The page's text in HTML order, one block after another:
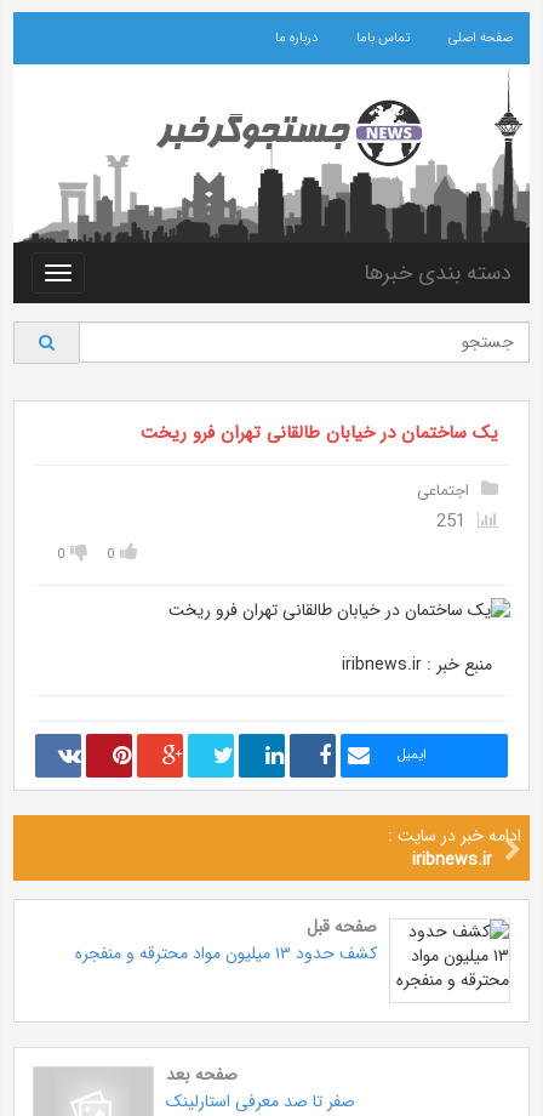
صفحه اصلی تماس باما درباره ما
Toggle
دسته بندی خبرها
یک ساختمان در خیابان طالقانی تهران فرو ریخت
اجتماعی
0
0
منبع خبر : iribnews.ir
ایمیل
ادامه خبر در سایت :
iribnews.ir
صفحه قبل
کشف حدود ۱۳ میلیون مواد محترقه و منفجره
صفحه بعد
صفر تا صد معرفی استارلینک